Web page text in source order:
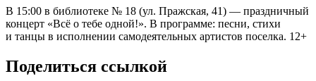
В 15:00 в библиотеке № 18 (ул. Пражская, 41) — праздничный
концерт «Всё о тебе одной!». В программе: песни, стихи
и танцы в исполнении самодеятельных артистов поселка. 12+
Поделиться ссылкой